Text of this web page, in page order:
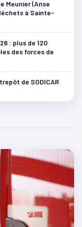
Meunier (Anse
à Sainte-
: plus de 120
des forces de
de SODICAR